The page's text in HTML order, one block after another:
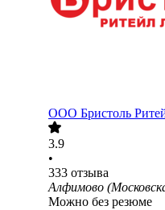
ООО Бристоль
3.9
•
333 отзыва
Алфимово
Можно без резюме